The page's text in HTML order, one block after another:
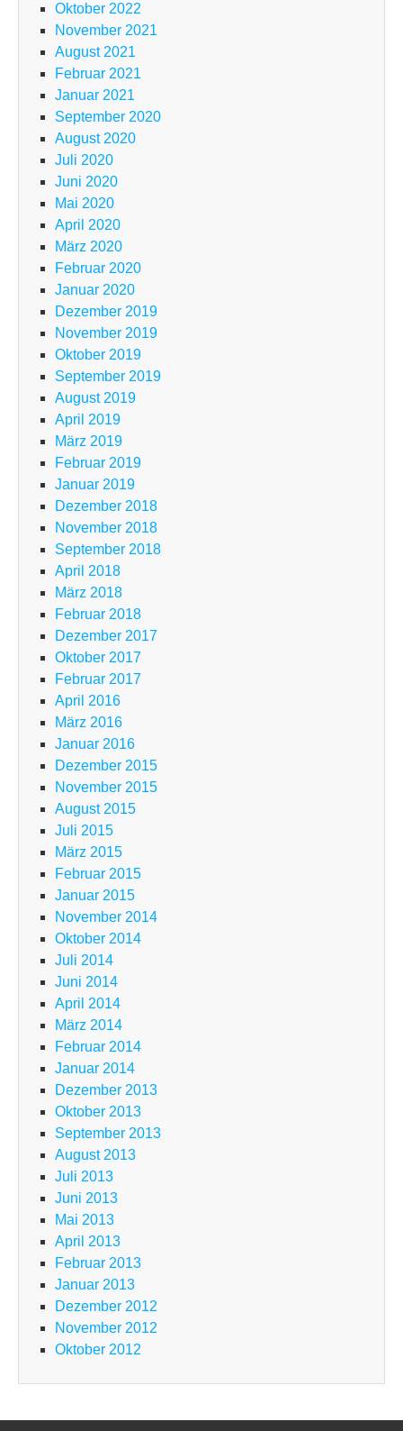
Oktober 2022
November 2021
August 2021
Februar 2021
Januar 2021
September 2020
August 2020
Juli 2020
Juni 2020
Mai 2020
April 2020
März 2020
Februar 2020
Januar 2020
Dezember 2019
November 2019
Oktober 2019
September 2019
August 2019
April 2019
März 2019
Februar 2019
Januar 2019
Dezember 2018
November 2018
September 2018
April 2018
März 2018
Februar 2018
Dezember 2017
Oktober 2017
Februar 2017
April 2016
März 2016
Januar 2016
Dezember 2015
November 2015
August 2015
Juli 2015
März 2015
Februar 2015
Januar 2015
November 2014
Oktober 2014
Juli 2014
Juni 2014
April 2014
März 2014
Februar 2014
Januar 2014
Dezember 2013
Oktober 2013
September 2013
August 2013
Juli 2013
Juni 2013
Mai 2013
April 2013
Februar 2013
Januar 2013
Dezember 2012
November 2012
Oktober 2012